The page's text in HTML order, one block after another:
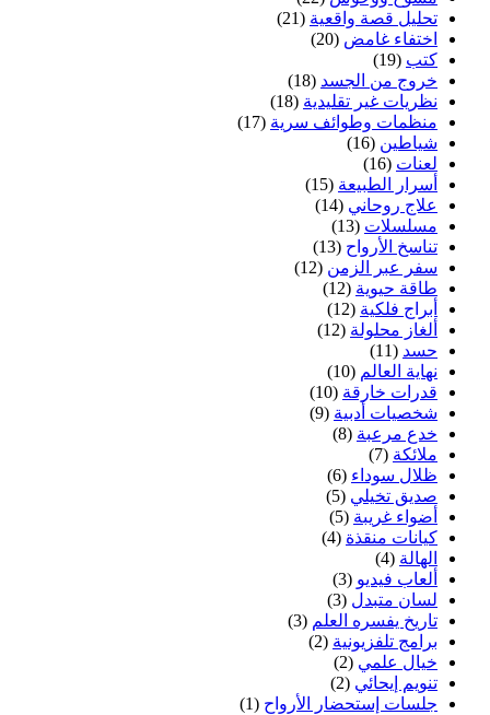
تحليل قصة واقعية (21)
اختفاء غامض (20)
كتب (19)
خروج من الجسد (18)
نظريات غير تقليدية (18)
منظمات وطوائف سرية (17)
شياطين (16)
لعنات (16)
أسرار الطبيعة (15)
علاج روحاني (14)
مسلسلات (13)
تناسخ الأرواح (13)
سفر عبر الزمن (12)
طاقة حيوية (12)
أبراج فلكية (12)
ألغاز محلولة (12)
حسد (11)
نهاية العالم (10)
قدرات خارقة (10)
شخصيات أدبية (9)
خدع مرعبة (8)
ملائكة (7)
ظلال سوداء (6)
صديق تخيلي (5)
أضواء غريبة (5)
كيانات منقذة (4)
الهالة (4)
ألعاب فيديو (3)
لسان متبدل (3)
تاريخ يفسره العلم (3)
برامج تلفزيونية (2)
خيال علمي (2)
تنويم إيحائي (2)
جلسات إستحضار الأرواح (1)